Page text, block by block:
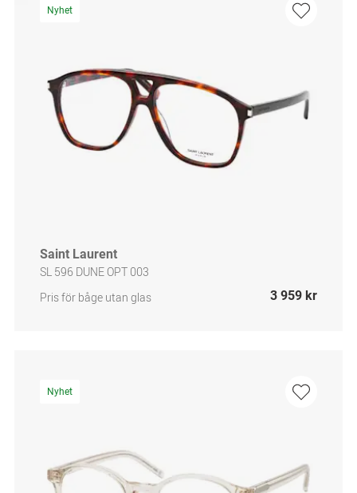
Nyhet
Saint Laurent
SL 596 DUNE OPT 003
Pris för båge utan glas
3 959 kr
Nyhet